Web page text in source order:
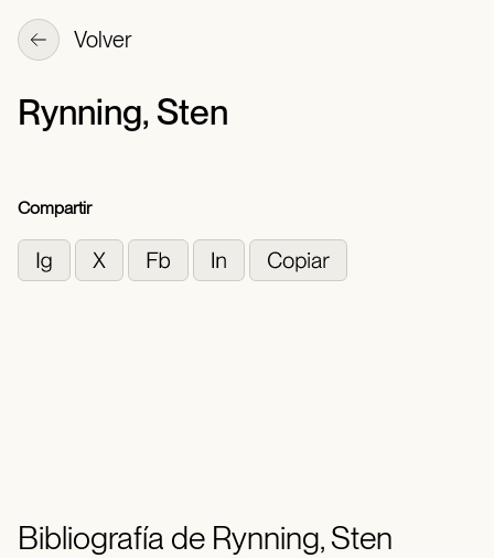
Volver
Rynning, Sten
Compartir
Bibliografía de Rynning, Sten